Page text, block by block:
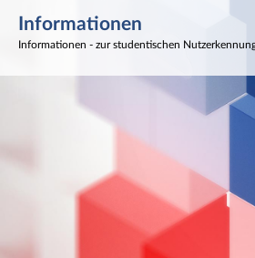
Informationen
Informationen - zur studentischen